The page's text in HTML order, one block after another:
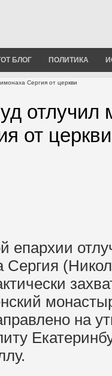
БЛОГ ПОЛИТИКА
Сергия от церкви
отлучил
от церкви
епархии
Сергия
на